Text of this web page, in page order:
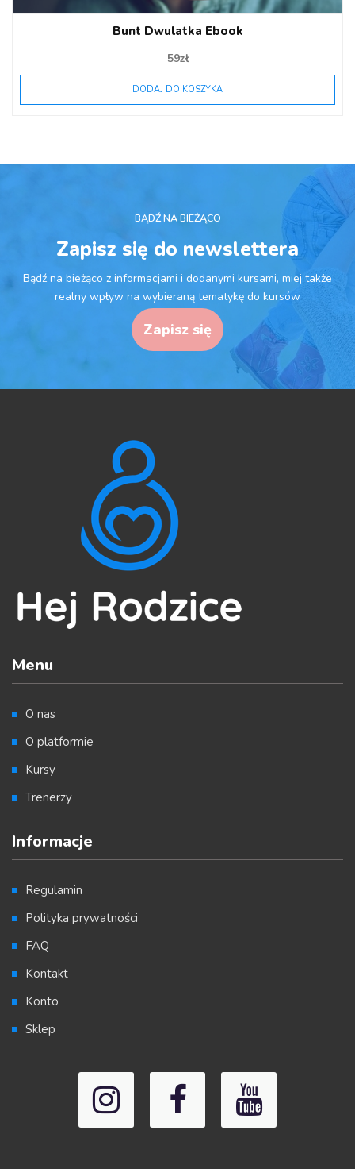
Bunt Dwulatka Ebook
59zł
DODAJ DO KOSZYKA
BĄDŹ NA BIEŻĄCO
Zapisz się do newslettera
Bądź na bieżąco z informacjami i dodanymi kursami, miej także
realny wpływ na wybieraną tematykę do kursów
Zapisz się
Menu
O nas
O platformie
Kursy
Trenerzy
Informacje
Regulamin
Polityka prywatności
FAQ
Kontakt
Konto
Sklep